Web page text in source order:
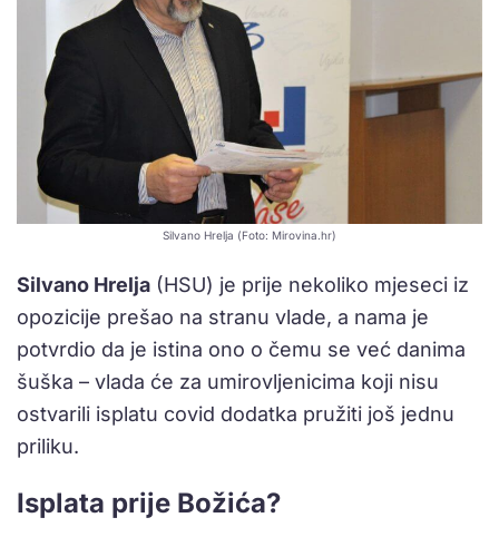
Silvano Hrelja (Foto: Mirovina.hr)
Silvano Hrelja (HSU) je prije nekoliko mjeseci iz
opozicije prešao na stranu vlade, a nama je
potvrdio da je istina ono o čemu se već danima
šuška – vlada će za umirovljenicima koji nisu
ostvarili isplatu covid dodatka pružiti još jednu
priliku.
Isplata prije Božića?